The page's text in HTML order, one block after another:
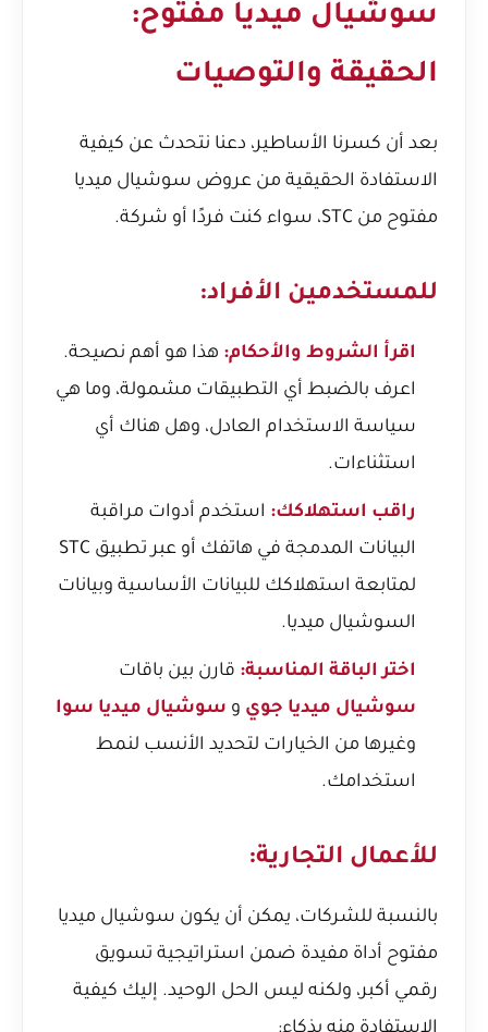
سوشيال ميديا مفتوح:
الحقيقة والتوصيات
بعد أن كسرنا الأساطير، دعنا نتحدث عن كيفية
الاستفادة الحقيقية من عروض سوشيال ميديا
مفتوح من STC، سواء كنت فردًا أو شركة.
للمستخدمين الأفراد:
اقرأ الشروط والأحكام: هذا هو أهم نصيحة.
اعرف بالضبط أي التطبيقات مشمولة، وما هي
سياسة الاستخدام العادل، وهل هناك أي
استثناءات.
راقب استهلاكك: استخدم أدوات مراقبة
البيانات المدمجة في هاتفك أو عبر تطبيق STC
لمتابعة استهلاكك للبيانات الأساسية وبيانات
السوشيال ميديا.
اختر الباقة المناسبة: قارن بين باقات
سوشيال ميديا جوي و سوشيال ميديا سوا
وغيرها من الخيارات لتحديد الأنسب لنمط
استخدامك.
للأعمال التجارية:
بالنسبة للشركات، يمكن أن يكون سوشيال ميديا
مفتوح أداة مفيدة ضمن استراتيجية تسويق
رقمي أكبر، ولكنه ليس الحل الوحيد. إليك كيفية